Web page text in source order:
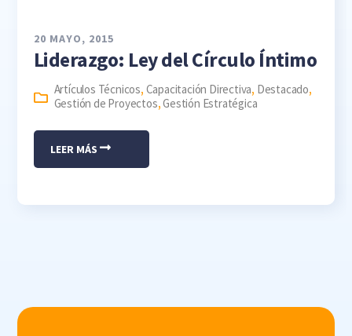
20 MAYO, 2015
Liderazgo: Ley del Círculo Íntimo
Artículos Técnicos, Capacitación Directiva, Destacado,
Gestión de Proyectos,Gestión Estratégica
LEER MÁS